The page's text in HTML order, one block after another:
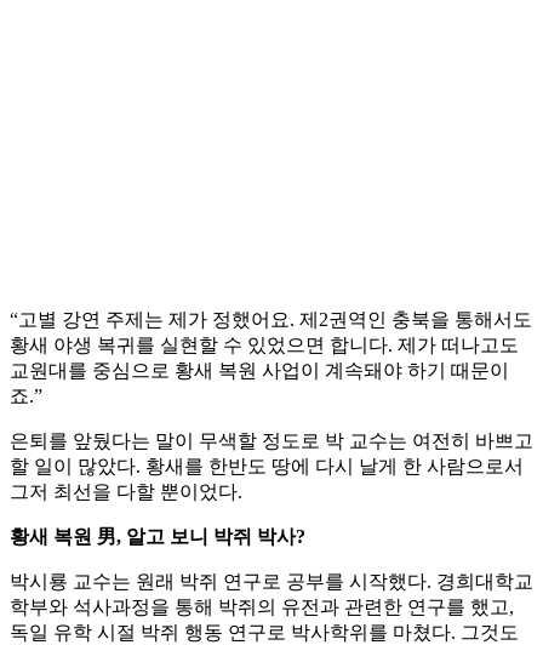
“고별 강연 주제는 제가 정했어요. 제2권역인 충북을 통해서도
황새 야생 복귀를 실현할 수 있었으면 합니다. 제가 떠나고도
교원대를 중심으로 황새 복원 사업이 계속돼야 하기 때문이
죠.”
은퇴를 앞뒀다는 말이 무색할 정도로 박 교수는 여전히 바쁘고
할 일이 많았다. 황새를 한반도 땅에 다시 날게 한 사람으로서
그저 최선을 다할 뿐이었다.
황새 복원 男, 알고 보니 박쥐 박사?
박시룡 교수는 원래 박쥐 연구로 공부를 시작했다. 경희대학교
학부와 석사과정을 통해 박쥐의 유전과 관련한 연구를 했고,
독일 유학 시절 박쥐 행동 연구로 박사학위를 마쳤다. 그것도